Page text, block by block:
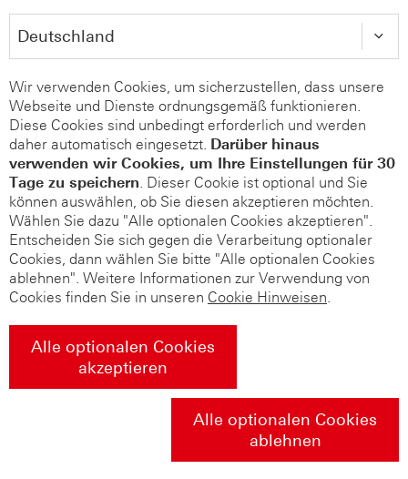
Wir verwenden Cookies, um sicherzustellen, dass unsere
Webseite und Dienste ordnungsgemäß funktionieren.
Diese Cookies sind unbedingt erforderlich und werden
daher automatisch eingesetzt. Darüber hinaus
verwenden wir Cookies, um Ihre Einstellungen für 30
Tage zu speichern. Dieser Cookie ist optional und Sie
können auswählen, ob Sie diesen akzeptieren möchten.
Wählen Sie dazu "Alle optionalen Cookies akzeptieren".
Entscheiden Sie sich gegen die Verarbeitung optionaler
Cookies, dann wählen Sie bitte "Alle optionalen Cookies
ablehnen". Weitere Informationen zur Verwendung von
Cookies finden Sie in unseren Cookie Hinweisen.
Alle optionalen Cookies
akzeptieren
Alle optionalen Cookies
ablehnen